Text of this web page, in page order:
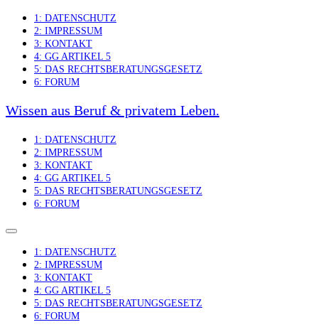
Skip
content
1: DATENSCHUTZ
2: IMPRESSUM
3: KONTAKT
4: GG ARTIKEL 5
5: DAS RECHTSBERATUNGSGESETZ
6: FORUM
Wissen aus Beruf & privatem Leben.
1: DATENSCHUTZ
2: IMPRESSUM
3: KONTAKT
4: GG ARTIKEL 5
5: DAS RECHTSBERATUNGSGESETZ
6: FORUM
1: DATENSCHUTZ
2: IMPRESSUM
3: KONTAKT
4: GG ARTIKEL 5
5: DAS RECHTSBERATUNGSGESETZ
6: FORUM